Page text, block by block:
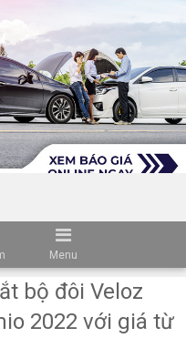
Menu
bộ đôi Veloz
2022 với giá từ